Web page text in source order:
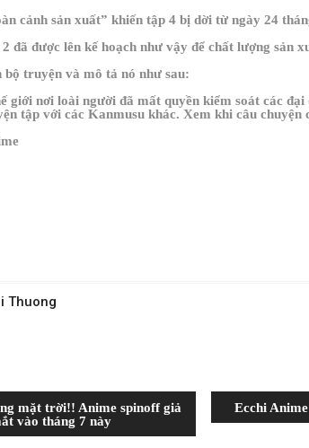
cảnh sản xuất” khiến tập 4 bị dời từ ngày 24
đã được lên kế hoạch như vậy để chất lượng sản
truyện và mô tả nó như sau:
giới nơi loài người đã mất quyền kiểm soát các
tập với các Kanmusu khác. Xem khi câu chuyện
Thuong
mặt trời!! Anime spinoff giả
vào tháng 7 này
Next
post:
Ecchi